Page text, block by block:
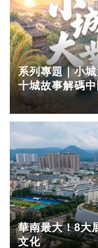
系列專題｜小
十城故事解碼
華南最大！8大
文化